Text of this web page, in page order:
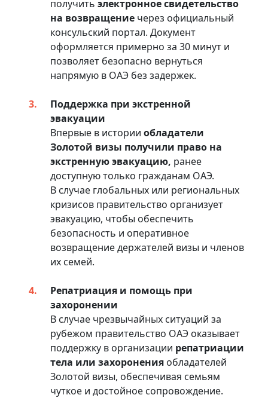
получить электронное свидетельство
на возвращение через официальный
консульский портал. Документ
оформляется примерно за 30 минут и
позволяет безопасно вернуться
напрямую в ОАЭ без задержек.
Поддержка при экстренной
эвакуации
Впервые в истории обладатели
Золотой визы получили право на
экстренную эвакуацию, ранее
доступную только гражданам ОАЭ.
В случае глобальных или региональных
кризисов правительство организует
эвакуацию, чтобы обеспечить
безопасность и оперативное
возвращение держателей визы и членов
их семей.
Репатриация и помощь при
захоронении
В случае чрезвычайных ситуаций за
рубежом правительство ОАЭ оказывает
поддержку в организации репатриации
тела или захоронения обладателей
Золотой визы, обеспечивая семьям
чуткое и достойное сопровождение.